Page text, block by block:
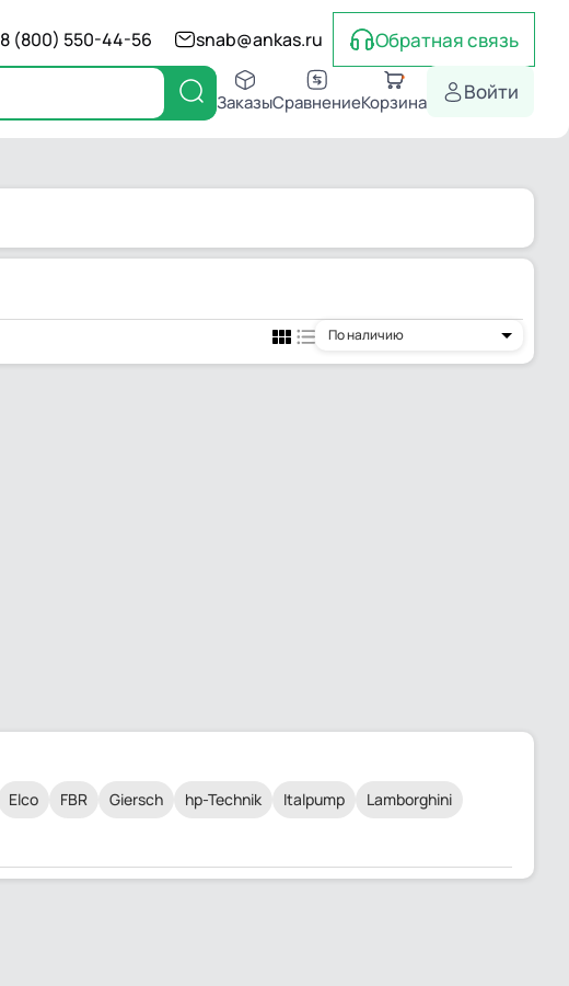
8 (800) 550-44-56 snab@ankas.ru Обратная связь
ЗаказыСравнениеКорзина Войти
По наличию
Elco FBR Giersch hp-Technik Italpump
Lamborghini